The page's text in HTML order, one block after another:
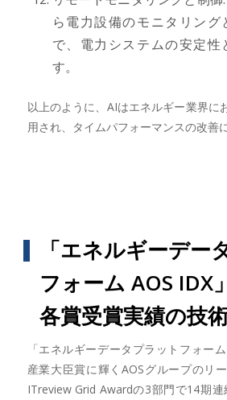
ら電力設備のモニタリング
で、電力システムの安定性
す。
以上のように、AIはエネルギー業界に
用され、タイムパフォーマンスの改善
「エネルギーデー
フォーム AOS IDX
各賞受賞実績の技
「エネルギーデータプラットフォー
産業大臣賞に輝くAOSグループのリ
ITreview Grid Awardの3部門で14期